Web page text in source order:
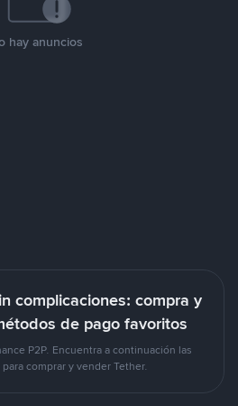
hay anuncios
complicaciones: compra y
de pago favoritos
P2P. Encuentra a continuación las
comprar y vender Tether.